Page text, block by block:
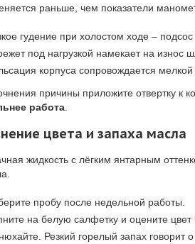
раньше, чем показатели
гудение при холостом ходе – подсос
под нагрузкой намекает на износ
корпуса сопровождается
причины приложите отвертку к
работа
цвета и запаха масла
жидкость с лёгким янтарным
пробу после недельной работы.
на белую салфетку и оцените цвет
Резкий горелый запах говорит о